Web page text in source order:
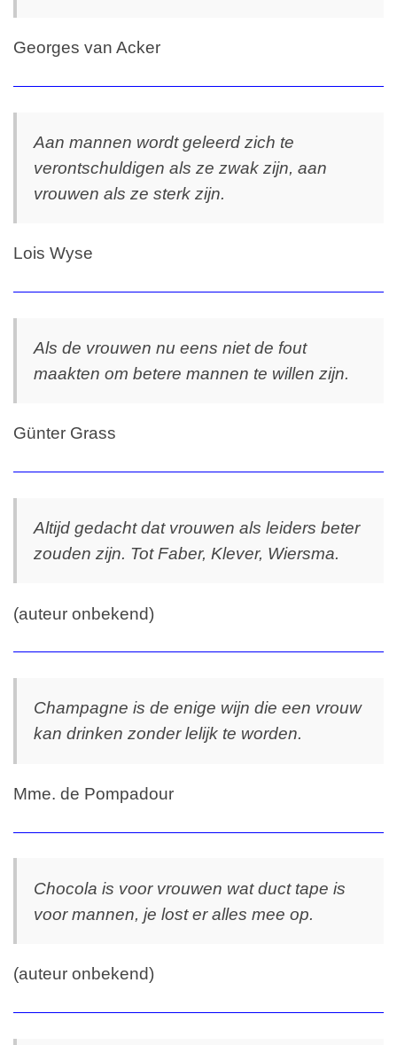
Georges van Acker
Aan mannen wordt geleerd zich te
verontschuldigen als ze zwak zijn, aan
vrouwen als ze sterk zijn.
Lois Wyse
Als de vrouwen nu eens niet de fout
maakten om betere mannen te willen zijn.
Günter Grass
Altijd gedacht dat vrouwen als leiders beter
zouden zijn. Tot Faber, Klever, Wiersma.
(auteur onbekend)
Champagne is de enige wijn die een vrouw
kan drinken zonder lelijk te worden.
Mme. de Pompadour
Chocola is voor vrouwen wat duct tape is
voor mannen, je lost er alles mee op.
(auteur onbekend)